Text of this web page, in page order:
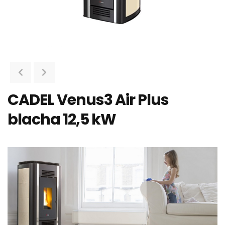
CADEL Venus3 Air Plus
blacha 12,5 kW